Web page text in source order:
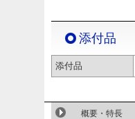
添付品
添付品
概要・特長